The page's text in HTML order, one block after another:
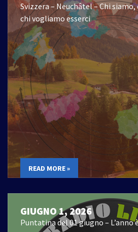
Svizzera – Neuchâtel – Chi
chi vogliamo esserci
READ MORE »
GIUGNO 1, 2026
Puntatina del 01 giugno – L’anno